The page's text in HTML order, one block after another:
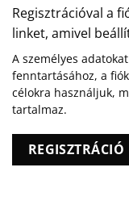
Regisztrációval a
linket, amivel
A személyes
fenntartásához, a
célokra használjuk,
tartalmaz.
REGISZTRÁCIÓ